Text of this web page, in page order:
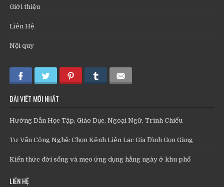
Giới thiệu
Liên Hệ
Nội quy
BÀI VIẾT MỚI NHẤT
Hướng Dẫn Học Tập, Giáo Dục, Ngoại Ngữ, Trình Chiếu
Tư Vấn Công Nghệ: Chọn Kênh Liên Lạc Gia Đình Gọn Gàng
Kiến thức đời sống và mẹo ứng dụng hằng ngày ở khu phố
LIÊN HỆ